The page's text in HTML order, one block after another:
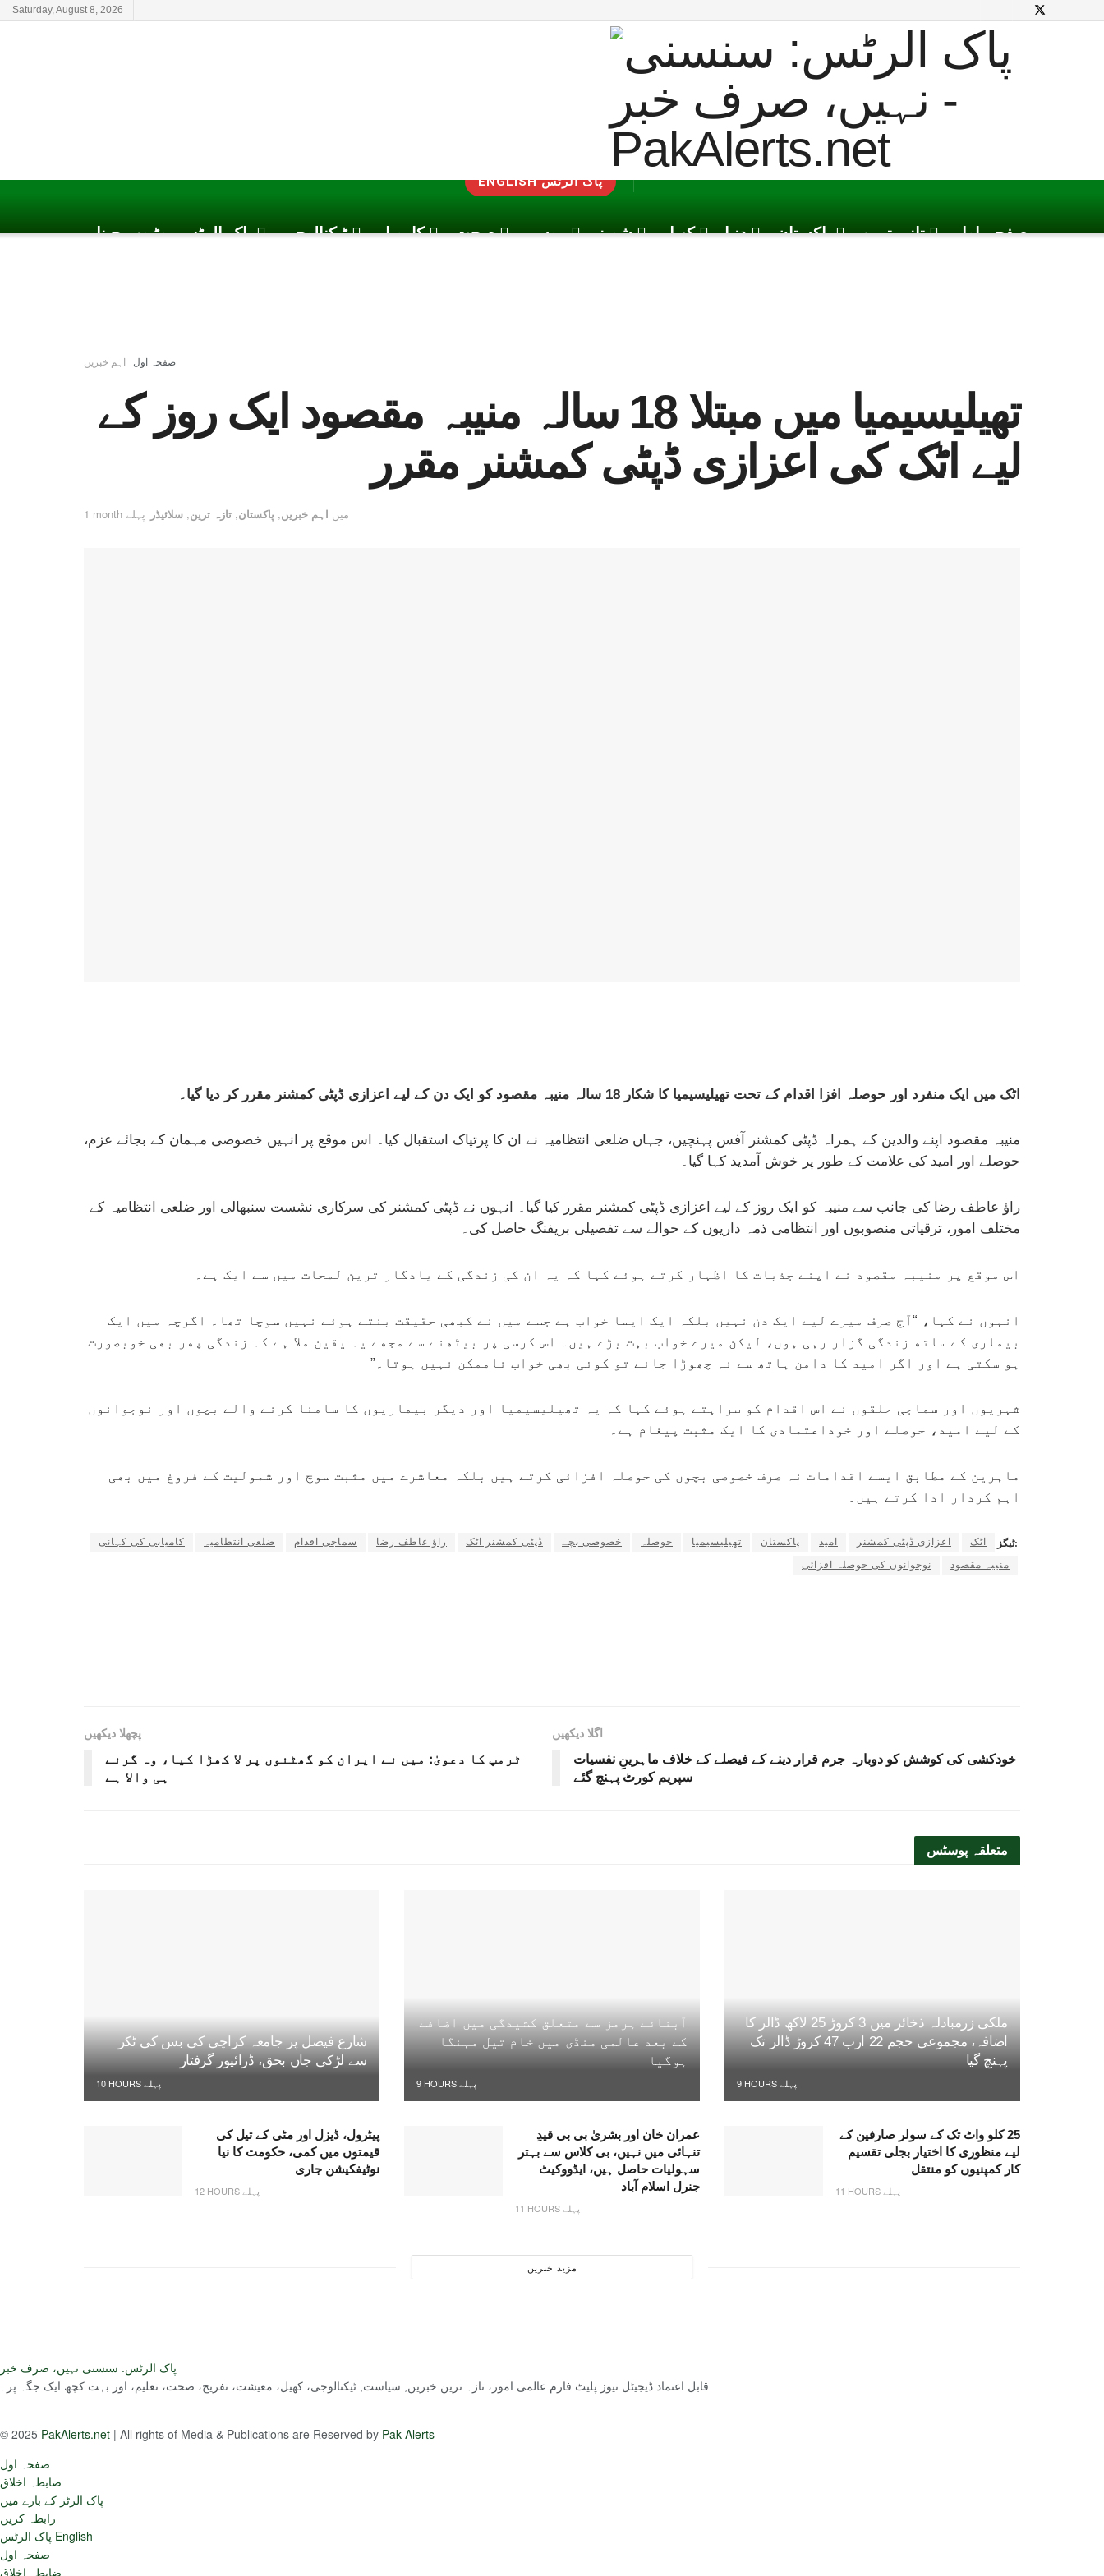
Saturday, August 8, 2026
ENGLISH پاک الرٹس
پاک الرٹس یوٹیوب چینل ٹیکنالوجی کاروبار صحت موسم شوبز کھیل دنیا پاکستان تازہ ترین صفحہ اول
صفحہ اول اہم خبریں
تھیلیسیمیا میں مبتلا 18 سالہ منیبہ مقصود ایک روز کے
لیے اٹک کی اعزازی ڈپٹی کمشنر مقرر
1 month پہلے میں اہم خبریں, پاکستان, تازہ ترین, سلائیڈر
اٹک میں ایک منفرد اور حوصلہ افزا اقدام کے تحت تھیلیسیمیا کا شکار 18 سالہ منیبہ مقصود کو ایک دن کے لیے اعزازی ڈپٹی کمشنر مقرر کر دیا گیا۔
منیبہ مقصود اپنے والدین کے ہمراہ ڈپٹی کمشنر آفس پہنچیں، جہاں ضلعی انتظامیہ نے ان کا پرتپاک استقبال کیا۔ اس موقع پر انہیں خصوصی مہمان کے بجائے عزم،
حوصلے اور امید کی علامت کے طور پر خوش آمدید کہا گیا۔
راؤ عاطف رضا کی جانب سے منیبہ کو ایک روز کے لیے اعزازی ڈپٹی کمشنر مقرر کیا گیا۔ انہوں نے ڈپٹی کمشنر کی سرکاری نشست سنبھالی اور ضلعی انتظامیہ کے
مختلف امور، ترقیاتی منصوبوں اور انتظامی ذمہ داریوں کے حوالے سے تفصیلی بریفنگ حاصل کی۔
اس موقع پر منیبہ مقصود نے اپنے جذبات کا اظہار کرتے ہوئے کہا کہ یہ ان کی زندگی کے یادگار ترین لمحات میں سے ایک ہے۔
انہوں نے کہا، “آج صرف میرے لیے ایک دن نہیں بلکہ ایک ایسا خواب ہے جسے میں نے کبھی حقیقت بنتے ہوئے نہیں سوچا تھا۔ اگرچہ میں ایک
بیماری کے ساتھ زندگی گزار رہی ہوں، لیکن میرے خواب بہت بڑے ہیں۔ اس کرسی پر بیٹھنے سے مجھے یہ یقین ملا ہے کہ زندگی پھر بھی خوبصورت
ہو سکتی ہے اور اگر امید کا دامن ہاتھ سے نہ چھوڑا جائے تو کوئی بھی خواب ناممکن نہیں ہوتا۔”
شہریوں اور سماجی حلقوں نے اس اقدام کو سراہتے ہوئے کہا کہ یہ تھیلیسیمیا اور دیگر بیماریوں کا سامنا کرنے والے بچوں اور نوجوانوں
کے لیے امید، حوصلے اور خوداعتمادی کا ایک مثبت پیغام ہے۔
ماہرین کے مطابق ایسے اقدامات نہ صرف خصوصی بچوں کی حوصلہ افزائی کرتے ہیں بلکہ معاشرے میں مثبت سوچ اور شمولیت کے فروغ میں بھی
اہم کردار ادا کرتے ہیں۔
ٹیگز: اٹک اعزازی ڈپٹی کمشنر امید پاکستان تھیلیسیمیا حوصلہ خصوصی بچے ڈپٹی کمشنر اٹک راؤ عاطف رضا سماجی اقدام ضلعی انتظامیہ
کامیابی کی کہانی
منیبہ مقصود
نوجوانوں کی حوصلہ افزائی
پچھلا دیکھیں
ٹرمپ کا دعویٰ: میں نے ایران کو گھٹنوں پر لا کھڑا کیا، وہ گرنے
ہی والا ہے
اگلا دیکھیں
خودکشی کی کوشش کو دوبارہ جرم قرار دینے کے فیصلے کے خلاف ماہرینِ نفسیات
سپریم کورٹ پہنچ گئے
متعلقہ پوسٹس
ملکی زرمبادلہ ذخائر میں 3 کروڑ 25 لاکھ ڈالر کا
اضافہ، مجموعی حجم 22 ارب 47 کروڑ ڈالر تک
پہنچ گیا
9 HOURS پہلے
آبنائے ہرمز سے متعلق کشیدگی میں اضافے
کے بعد عالمی منڈی میں خام تیل مہنگا
ہوگیا
9 HOURS پہلے
شارع فیصل پر جامعہ کراچی کی بس کی ٹکر
سے لڑکی جاں بحق، ڈرائیور گرفتار
10 HOURS پہلے
25 کلو واٹ تک کے سولر صارفین کے
لیے منظوری کا اختیار بجلی تقسیم
کار کمپنیوں کو منتقل
11 HOURS پہلے
عمران خان اور بشریٰ بی بی قیدِ
تنہائی میں نہیں، بی کلاس سے بہتر
سہولیات حاصل ہیں، ایڈووکیٹ
جنرل اسلام آباد
11 HOURS پہلے
پیٹرول، ڈیزل اور مٹی کے تیل کی
قیمتوں میں کمی، حکومت کا نیا
نوٹیفکیشن جاری
12 HOURS پہلے
مزید خبریں
پاک الرٹس: سنسنی نہیں، صرف خبر
قابل اعتماد ڈیجیٹل نیوز پلیٹ فارم عالمی امور، تازہ ترین خبریں, سیاست, ٹیکنالوجی، کھیل، معیشت، تفریح، صحت، تعلیم، اور بہت کچھ ایک جگہ پر۔
© 2025 PakAlerts.net | All rights of Media & Publications are Reserved by Pak Alerts
صفحہ اول
ضابطہ اخلاق
پاک الرٹز کے بارے میں
رابطہ کریں
پاک الرٹس English
صفحہ اول
ضابطہ اخلاق